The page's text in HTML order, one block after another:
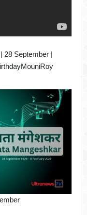
28 September |